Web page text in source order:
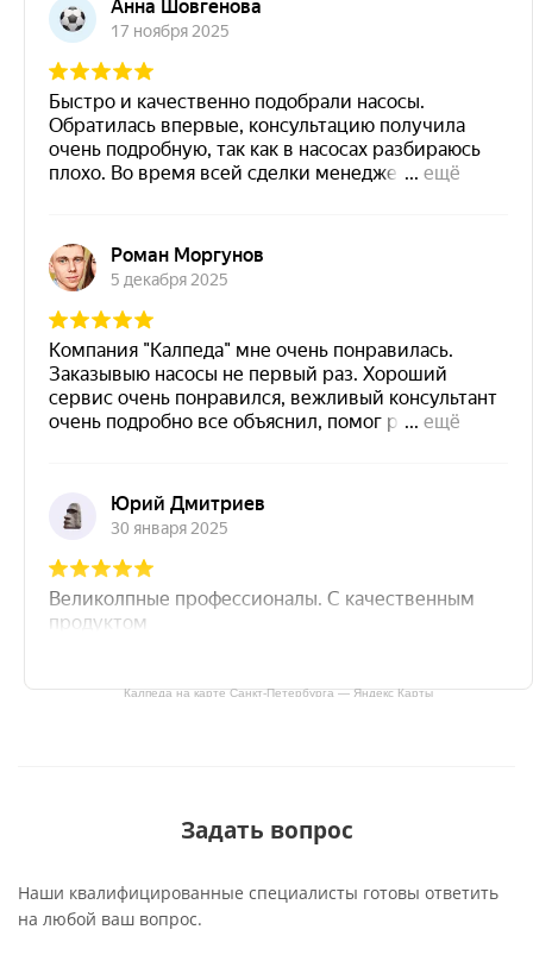
Калпеда на карте Санкт‑Петербурга — Яндекс Карты
Задать вопрос
Наши квалифицированные специалисты готовы ответить
на любой ваш вопрос.